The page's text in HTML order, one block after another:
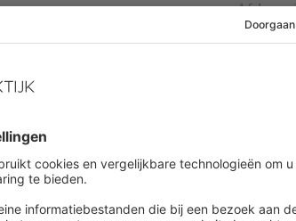
4
om dit artikel te lezen
alle artikelen in onze kennisbank
?Log in